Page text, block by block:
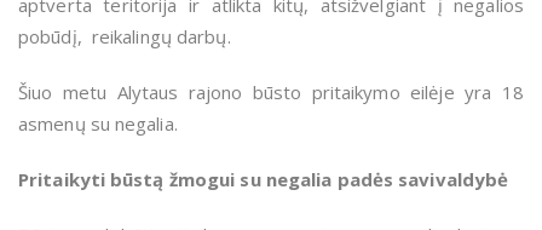
aptverta teritorija ir atlikta kitų, atsižvelgiant į negalios
pobūdį, reikalingų darbų.
Šiuo metu Alytaus rajono būsto pritaikymo eilėje yra 18
asmenų su negalia.
Pritaikyti būstą žmogui su negalia padės savivaldybė